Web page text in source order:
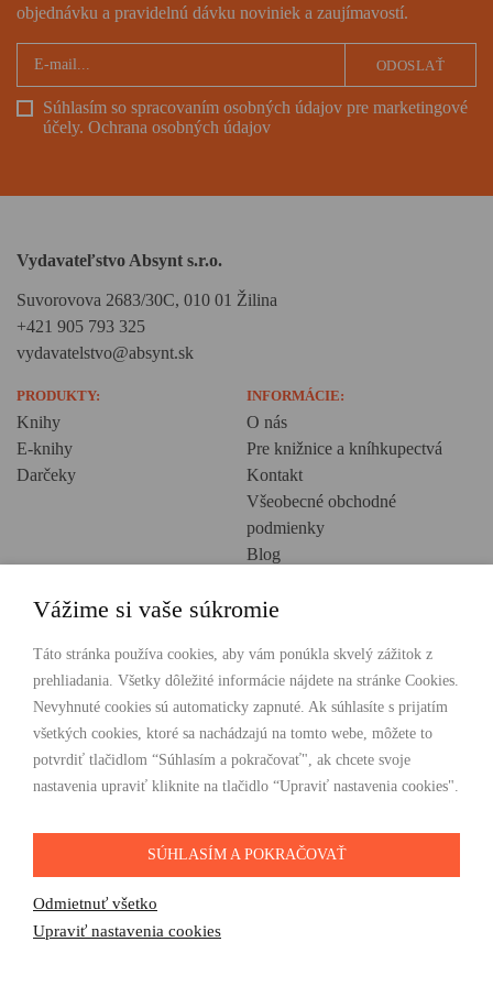
objednávku a pravidelnú dávku noviniek a zaujímavostí.
Súhlasím so spracovaním osobných údajov pre marketingové
účely. Ochrana osobných údajov
ODOSLAŤ
Vydavateľstvo Absynt s.r.o.
Suvorovova 2683/30C, 010 01 Žilina
+421 905 793 325
vydavatelstvo@absynt.sk
PRODUKTY:
Knihy
E-knihy
Darčeky
INFORMÁCIE:
O nás
Pre knižnice a kníhkupectvá
Kontakt
Všeobecné obchodné
podmienky
Blog
Creative Europe
POHODLNÉ NAKUPOVANIE
Odosielame ihneď nasledujúci pracovný deň
Doprava zdarma už od 49 €
SLEDUJTE NÁS
Vážime si vaše súkromie
Táto stránka používa cookies, aby vám ponúkla skvelý zážitok z
prehliadania. Všetky dôležité informácie nájdete na stránke Cookies.
Nevyhnuté cookies sú automaticky zapnuté. Ak súhlasíte s prijatím
všetkých cookies, ktoré sa nachádzajú na tomto webe, môžete to
potvrdiť tlačidlom “Súhlasím a pokračovať", ak chcete svoje
nastavenia upraviť kliknite na tlačidlo “Upraviť nastavenia cookies".
SÚHLASÍM A POKRAČOVAŤ
Odmietnuť všetko
Upraviť nastavenia cookies